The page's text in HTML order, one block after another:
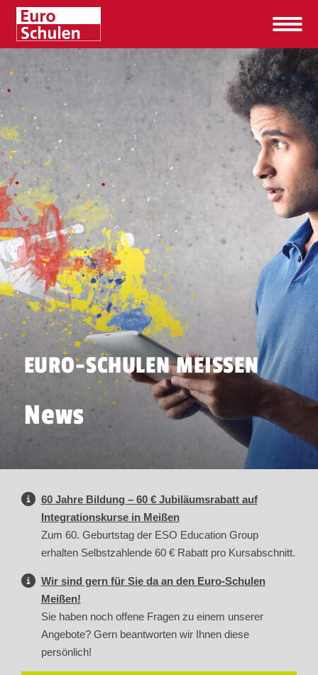
EURO-SCHULEN MEISSEN
News
60 Jahre Bildung – 60 € Jubiläumsrabatt auf
Integrationskurse in Meißen
Zum 60. Geburtstag der ESO Education Group
erhalten Selbstzahlende 60 € Rabatt pro Kursabschnitt.
Wir sind gern für Sie da an den Euro-Schulen
Meißen!
Sie haben noch offene Fragen zu einem unserer
Angebote? Gern beantworten wir Ihnen diese
persönlich!